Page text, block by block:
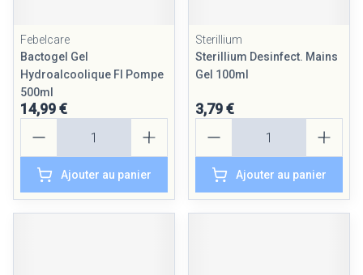
Febelcare
Bactogel Gel
Hydroalcoolique Fl Pompe
500ml
14,99 €
Ajouter au panier
Sterillium
Sterillium Desinfect. Mains
Gel 100ml
3,79 €
Ajouter au panier